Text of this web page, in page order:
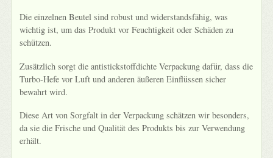
Die einzelnen Beutel sind robust und widerstandsfähig, was
wichtig ist, um das Produkt vor Feuchtigkeit oder Schäden zu
schützen.
Zusätzlich sorgt die antistickstoffdichte Verpackung dafür, dass die
Turbo-Hefe vor Luft und anderen äußeren Einflüssen sicher
bewahrt wird.
Diese Art von Sorgfalt in der Verpackung schätzen wir besonders,
da sie die Frische und Qualität des Produkts bis zur Verwendung
erhält.